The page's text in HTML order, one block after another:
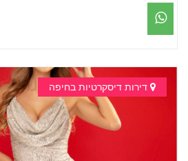
דירות דיסקרטיות בחיפה